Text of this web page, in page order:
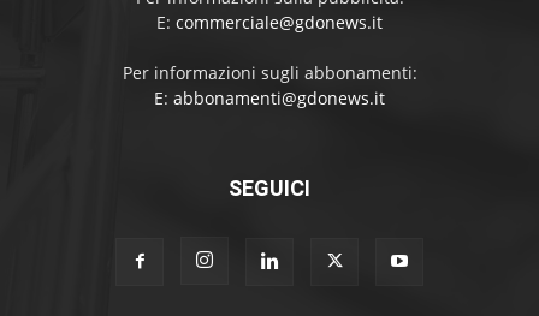
E: commerciale@gdonews.it
Per informazioni sugli abbonamenti:
E: abbonamenti@gdonews.it
SEGUICI